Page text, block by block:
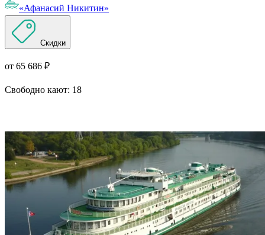
«Афанасий Никитин»
Скидки
от 65 686 ₽
Свободно кают: 18